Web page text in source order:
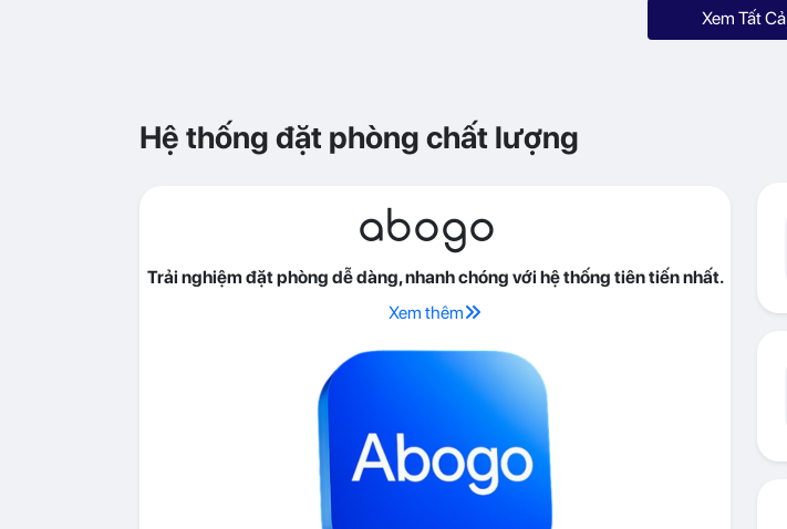
Xem Tất Cả
Hệ thống đặt phòng chất lượng
abogo
Trải nghiệm đặt phòng dễ dàng, nhanh chóng với hệ thống tiên tiến nhất.
Xem thêm